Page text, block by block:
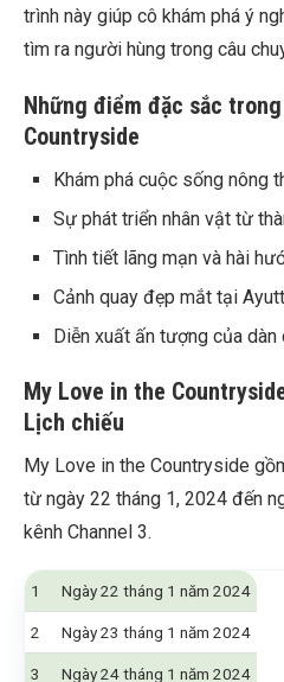
trình này giúp cô khám phá ý
tìm ra người hùng trong câu
Những điểm đặc sắc
Countryside
Khám phá cuộc sống nông
Sự phát triển nhân vật từ
Tình tiết lãng mạn và hài
Cảnh quay đẹp mắt tại
Diễn xuất ấn tượng của dàn
My Love in the
Lịch chiếu
My Love in the Countryside
từ ngày 22 tháng 1, 2024 đến
kênh Channel 3.
1 Ngày 22 tháng 1 năm 2024
2 Ngày 23 tháng 1 năm 2024
3 Ngày 24 tháng 1 năm 2024